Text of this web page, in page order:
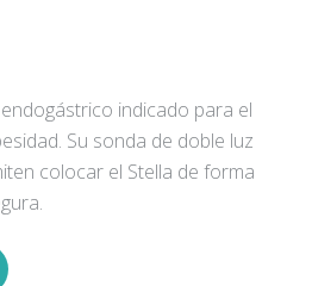
indicado para el
Su sonda de doble luz
colocar el Stella de forma